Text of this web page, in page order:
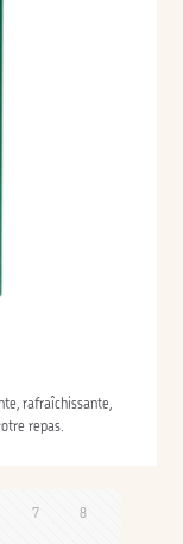
rafraîchissante,
repas.
7 8